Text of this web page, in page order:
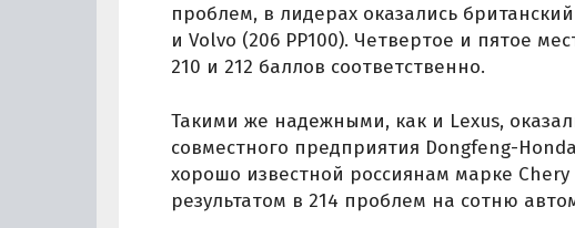
проблем, в лидерах оказались
и Volvo (206 PP100). Четвертое и пятое
210 и 212 баллов соответственно.
Такими же надежными, как и Lexus,
совместного предприятия Dongfeng-
хорошо известной россиянам марке Chery
результатом в 214 проблем на сотню